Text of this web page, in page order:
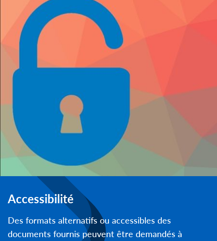
Accessibilité
Des formats alternatifs ou accessibles des
documents fournis peuvent être demandés à